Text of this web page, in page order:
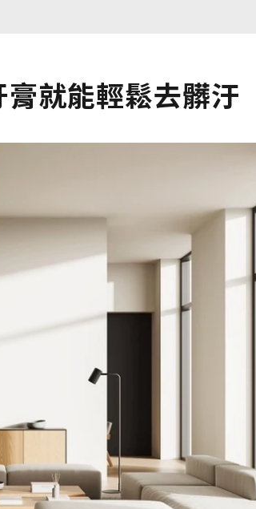
就能輕鬆去髒汙